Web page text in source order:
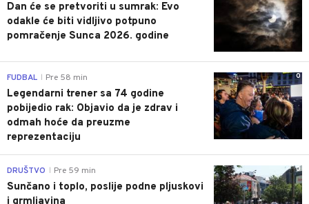
Dan će se pretvoriti u sumrak: Evo
odakle će biti vidljivo potpuno
pomračenje Sunca 2026. godine
0
FUDBAL Pre 58 min
Legendarni trener sa 74 godine
pobijedio rak: Objavio da je zdrav i
odmah hoće da preuzme
reprezentaciju
0
DRUŠTVO Pre 59 min
Sunčano i toplo, poslije podne pljuskovi